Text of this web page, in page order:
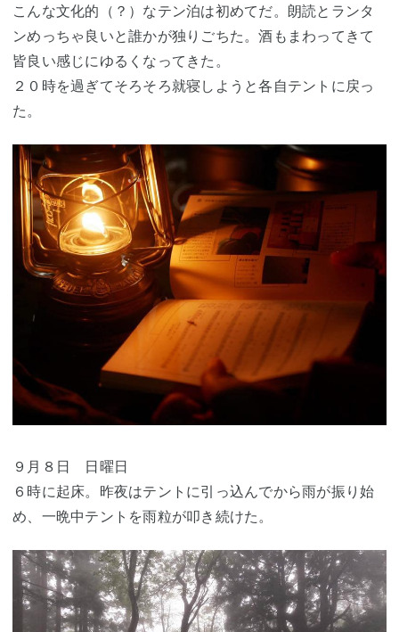
こんな文化的（？）なテン泊は初めてだ。朗読とランタ
ンめっちゃ良いと誰かが独りごちた。酒もまわってきて
皆良い感じにゆるくなってきた。
２０時を過ぎてそろそろ就寝しようと各自テントに戻っ
た。
９月８日 日曜日
６時に起床。昨夜はテントに引っ込んでから雨が振り始
め、一晩中テントを雨粒が叩き続けた。